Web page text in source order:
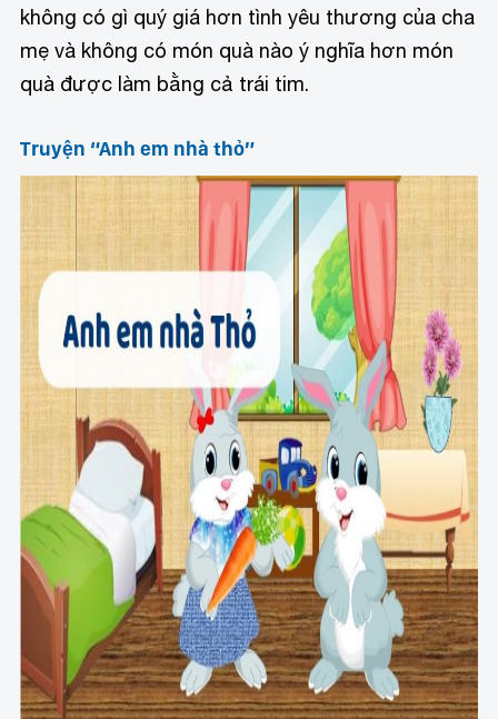
không có gì quý giá hơn tình yêu thương của cha
mẹ và không có món quà nào ý nghĩa hơn món
quà được làm bằng cả trái tim.
Truyện “Anh em nhà thỏ”